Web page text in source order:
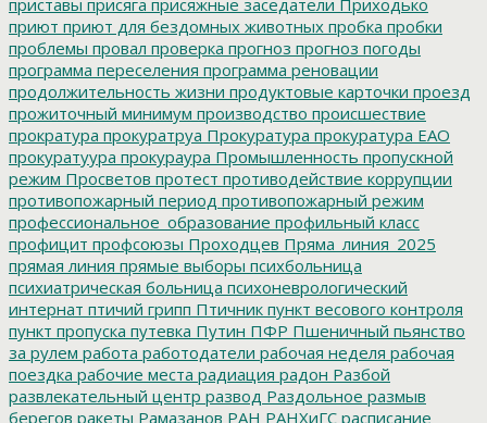
приют приют для бездомных животных пробка пробки
проблемы провал проверка прогноз прогноз погоды
программа переселения программа реновации
продолжительность жизни продуктовые карточки проезд
прожиточный минимум производство происшествие
прократура прокуратруа Прокуратура прокуратура ЕАО
прокуратуура прокураура Промышленность пропускной
режим Просветов протест противодействие коррупции
противопожарный период противопожарный режим
профессиональное_образование профильный класс
профицит профсоюзы Проходцев Пряма_линия_2025
прямая линия прямые выборы психбольница
психиатрическая больница психоневрологический
интернат птичий грипп Птичник пункт весового контроля
пункт пропуска путевка Путин ПФР Пшеничный пьянство
за рулем работа работодатели рабочая неделя рабочая
поездка рабочие места радиация радон Разбой
развлекательный центр развод Раздольное размыв
берегов ракеты Рамазанов РАН РАНХиГС расписание